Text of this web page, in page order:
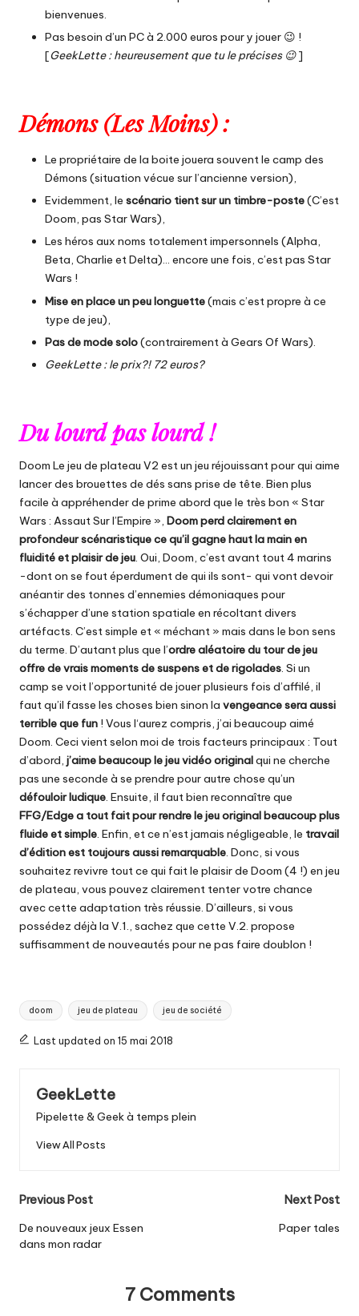
bienvenues.
Pas besoin d’un PC à 2.000 euros pour y jouer 😉 !
[GeekLette : heureusement que tu le précises 😉]
Démons (Les Moins) :
Le propriétaire de la boite jouera souvent le camp des
Démons (situation vécue sur l’ancienne version),
Evidemment, le scénario tient sur un timbre-poste(C’est
Doom, pas Star Wars),
Les héros aux noms totalement impersonnels (Alpha,
Beta, Charlie et Delta)… encore une fois, c’est pas Star
Wars !
Mise en place un peu longuette(mais c’est propre à ce
type de jeu),
Pas de mode solo(contrairement à Gears Of Wars).
GeekLette : le prix?! 72 euros?
Du lourd pas lourd !
Doom Le jeu de plateau V2 est un jeu réjouissant pour qui aime
lancer des brouettes de dés sans prise de tête. Bien plus
facile à appréhender de prime abord que le très bon « Star
Wars : Assaut Sur l’Empire », Doom perd clairement en
profondeur scénaristique ce qu’il gagne haut la main en
fluidité et plaisir de jeu. Oui, Doom, c’est avant tout 4 marins
-dont on se fout éperdument de qui ils sont- qui vont devoir
anéantir des tonnes d’ennemies démoniaques pour
s’échapper d’une station spatiale en récoltant divers
artéfacts. C’est simple et « méchant » mais dans le bon sens
du terme. D’autant plus que l’ordre aléatoire du tour de jeu
offre de vrais moments de suspens et de rigolades. Si un
camp se voit l’opportunité de jouer plusieurs fois d’affilé, il
faut qu’il fasse les choses bien sinon la vengeance sera aussi
terrible que fun ! Vous l‘aurez compris, j’ai beaucoup aimé
Doom. Ceci vient selon moi de trois facteurs principaux : Tout
d’abord, j’aime beaucoup le jeu vidéo originalqui ne cherche
pas une seconde à se prendre pour autre chose qu’un
défouloir ludique. Ensuite, il faut bien reconnaître que
FFG/Edge a tout fait pour rendre le jeu original beaucoup plus
fluide et simple. Enfin, et ce n’est jamais négligeable, le travail
d’édition est toujours aussi remarquable. Donc, si vous
souhaitez revivre tout ce qui fait le plaisir de Doom (4 !) en jeu
de plateau, vous pouvez clairement tenter votre chance
avec cette adaptation très réussie. D’ailleurs, si vous
possédez déjà la V.1., sachez que cette V.2. propose
suffisamment de nouveautés pour ne pas faire doublon !
Tags:
doom jeu de plateau jeu de société
Last updated on 15 mai 2018
GeekLette
Pipelette & Geek à temps plein
View All Posts
Post
navigation
Previous Post
De nouveaux jeux Essen
dans mon radar
Next Post
Paper tales
7 Comments